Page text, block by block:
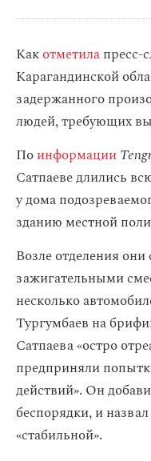
Какотметилапресс-
Карагандинской
задержанного
людей, требующих
Поинформации
Сатпаеве длились
у дома
зданию местной
Возле отделения они
зажигательными
несколько
Тургумбаев на
Сатпаева «остро
предприняли
действий». Он
беспорядки, и
«стабильной».